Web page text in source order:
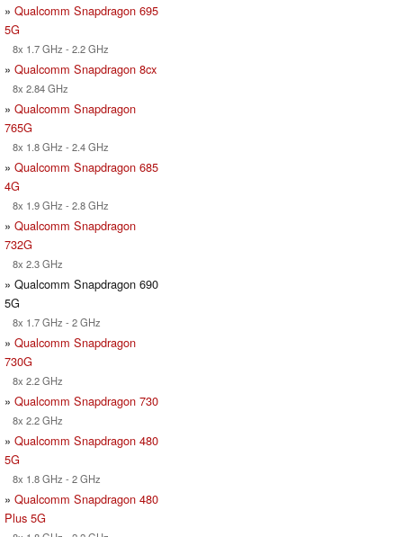
» Qualcomm Snapdragon 695
5G
8x 1.7 GHz - 2.2 GHz
» Qualcomm Snapdragon 8cx
8x 2.84 GHz
» Qualcomm Snapdragon
765G
8x 1.8 GHz - 2.4 GHz
» Qualcomm Snapdragon 685
4G
8x 1.9 GHz - 2.8 GHz
» Qualcomm Snapdragon
732G
8x 2.3 GHz
» Qualcomm Snapdragon 690
5G
8x 1.7 GHz - 2 GHz
» Qualcomm Snapdragon
730G
8x 2.2 GHz
» Qualcomm Snapdragon 730
8x 2.2 GHz
» Qualcomm Snapdragon 480
5G
8x 1.8 GHz - 2 GHz
» Qualcomm Snapdragon 480
Plus 5G